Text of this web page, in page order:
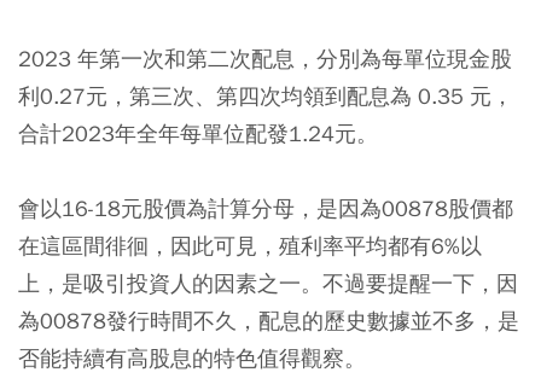
2023 年第一次和第二次配息，分別為每單位現金股
利0.27元，第三次、第四次均領到配息為 0.35 元，
合計2023年全年每單位配發1.24元。
會以16-18元股價為計算分母，是因為00878股價都
在這區間徘徊，因此可見，殖利率平均都有6%以
上，是吸引投資人的因素之一。不過要提醒一下，因
為00878發行時間不久，配息的歷史數據並不多，是
否能持續有高股息的特色值得觀察。